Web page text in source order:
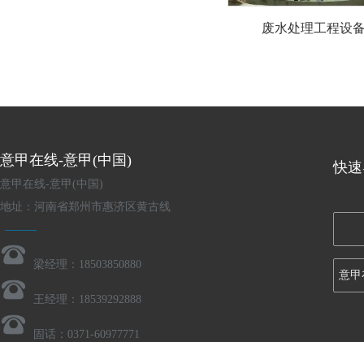
废水处理工程设
意甲在线-意甲(中国)
意甲在线-意甲(中国)
地址：河南省郑州市惠济区黄古线
梁经理：18503850880
王经理：18539292888
固话：0371-60977771
快
意甲